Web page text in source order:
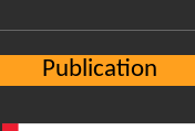
Publication